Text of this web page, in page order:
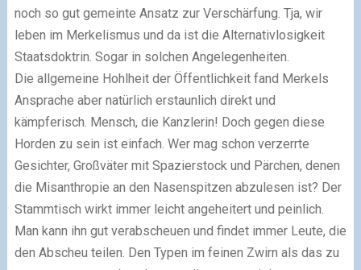
noch so gut gemeinte Ansatz zur Verschärfung. Tja, wir
leben im Merkelismus und da ist die Alternativlosigkeit
Staatsdoktrin. Sogar in solchen Angelegenheiten.
Die allgemeine Hohlheit der Öffentlichkeit fand Merkels
Ansprache aber natürlich erstaunlich direkt und
kämpferisch. Mensch, die Kanzlerin! Doch gegen diese
Horden zu sein ist einfach. Wer mag schon verzerrte
Gesichter, Großväter mit Spazierstock und Pärchen, denen
die Misanthropie an den Nasenspitzen abzulesen ist? Der
Stammtisch wirkt immer leicht angeheitert und peinlich.
Man kann ihn gut verabscheuen und findet immer Leute, die
den Abscheu teilen. Den Typen im feinen Zwirn als das zu